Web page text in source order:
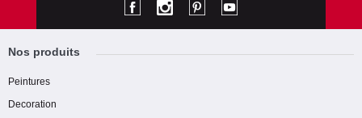
Nos produits
Peintures
Decoration